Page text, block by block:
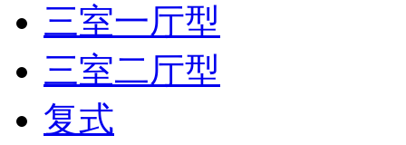
三室一厅型
三室二厅型
复式